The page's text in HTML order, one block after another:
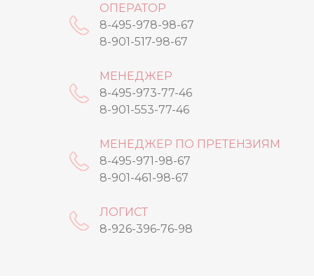
ОПЕРАТОР
8-495-978-98-67
8-901-517-98-67
МЕНЕДЖЕР
8-495-973-77-46
8-901-553-77-46
МЕНЕДЖЕР ПО ПРЕТЕНЗИЯМ
8-495-971-98-67
8-901-461-98-67
ЛОГИСТ
8-926-396-76-98